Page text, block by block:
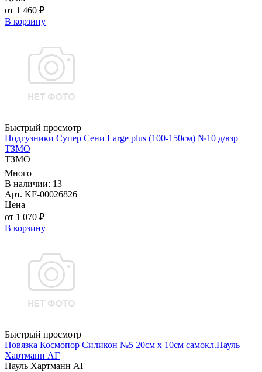
от 1 460 ₽
В корзину
Быстрый просмотр
Подгузники Супер Сени Large plus (100-150см) №10 д/взр
ТЗМО
ТЗМО
Много
В наличии: 13
Арт. KF-00026826
Цена
от 1 070 ₽
В корзину
Быстрый просмотр
Повязка Космопор Силикон №5 20см х 10см самокл.Пауль
Хартманн AГ
Пауль Хартманн AГ